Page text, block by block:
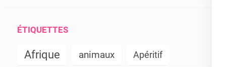
ÉTIQUETTES
Afrique animaux Apéritif